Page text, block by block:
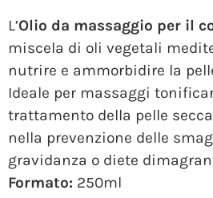
L’Olio da massaggio per il
miscela di oli vegetali
nutrire e ammorbidire la
Ideale per massaggi
trattamento della pelle
nella prevenzione delle
gravidanza o diete
Formato: 250ml